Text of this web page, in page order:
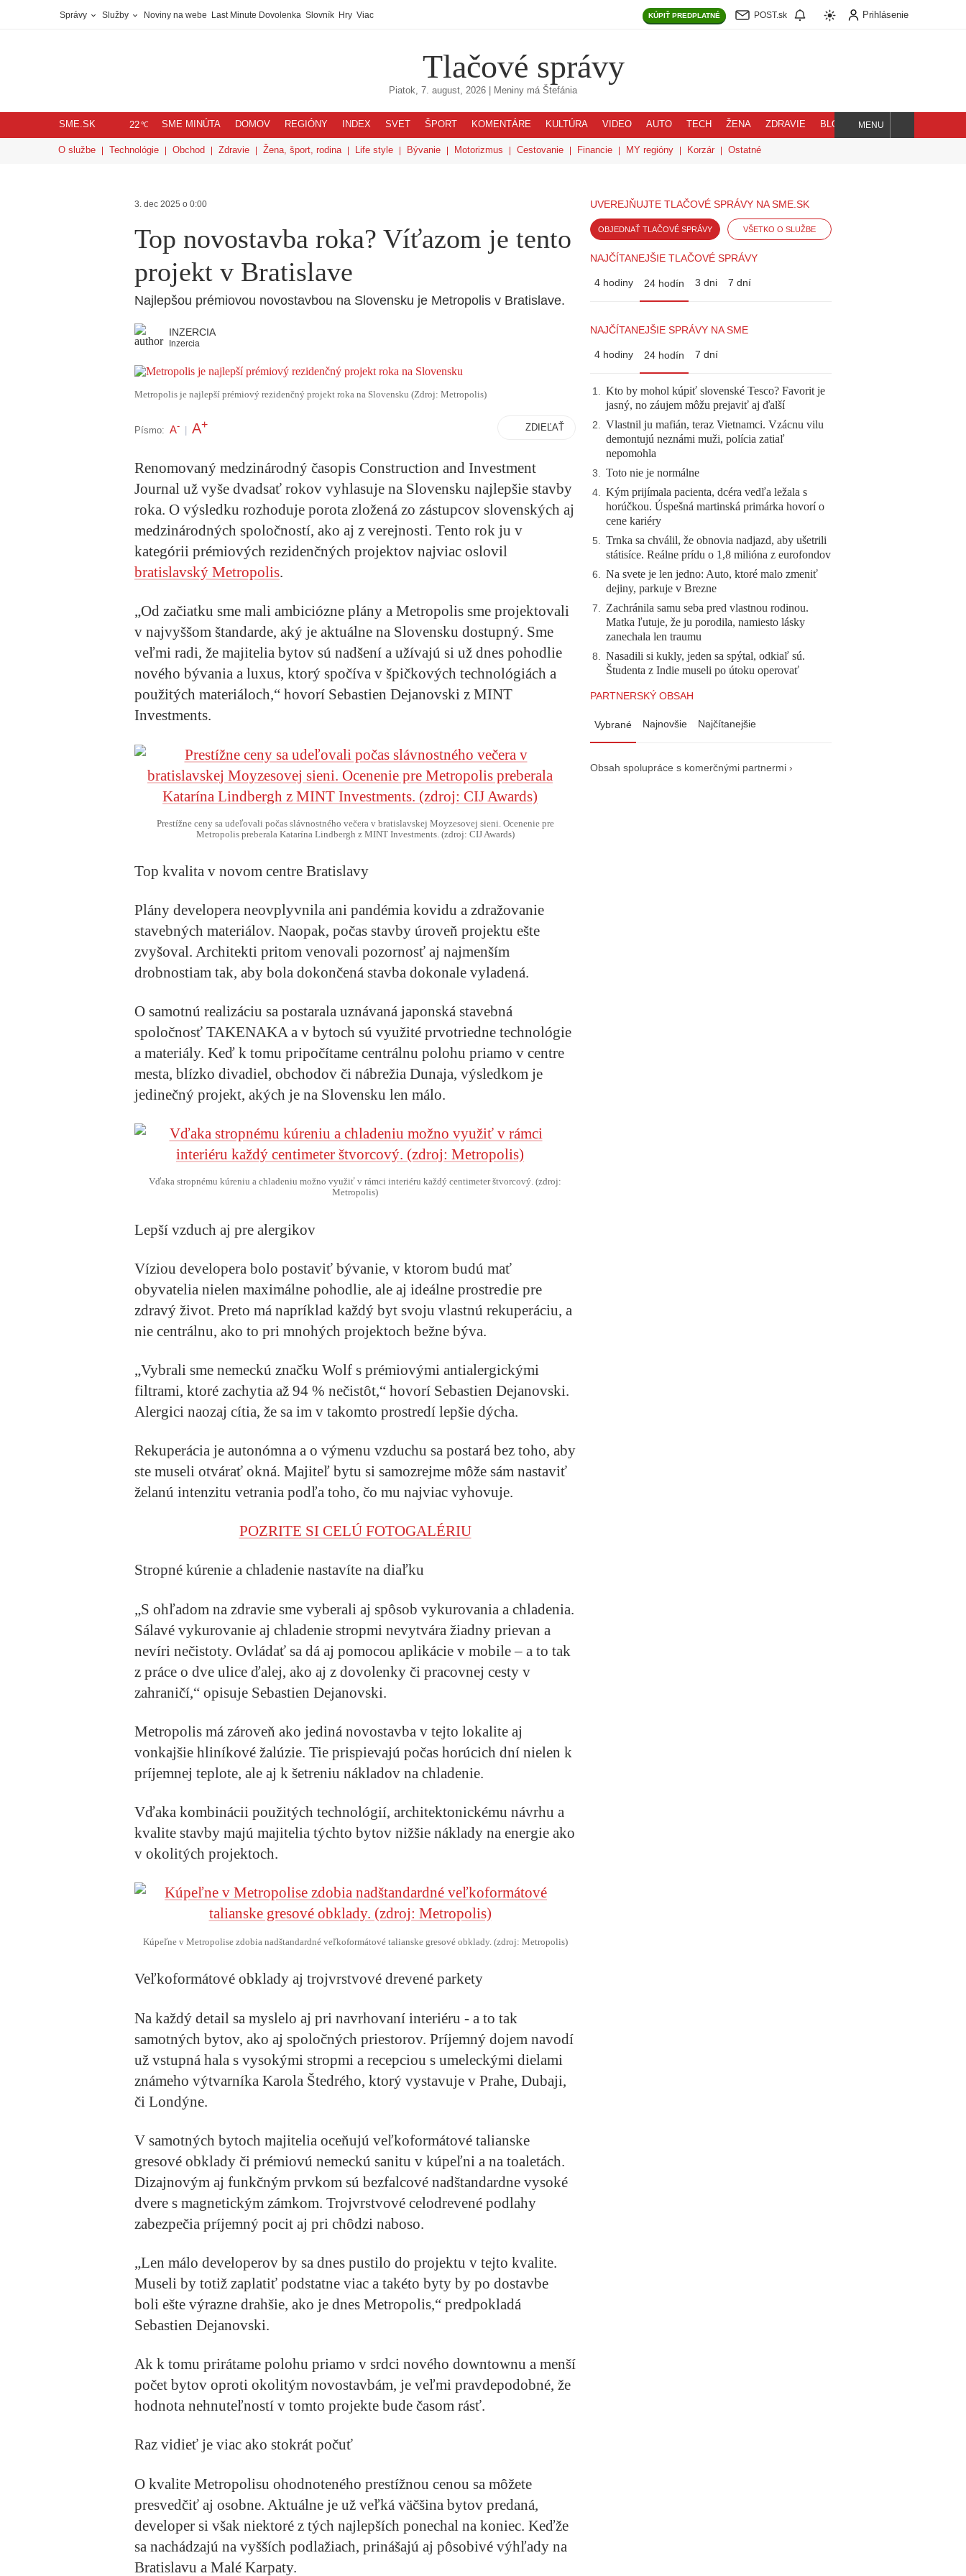
Správy Služby Noviny na webe Last Minute Dovolenka Slovník Hry Viac KÚPIŤ PREDPLATNÉ POST.sk Prihlásenie
Tlačové správy
Piatok, 7. august, 2026 | Meniny má Štefánia
SME.SK 22℃ SME MINÚTA DOMOV REGIÓNY INDEX SVET ŠPORT KOMENTÁRE KULTÚRA VIDEO AUTO TECH ŽENA ZDRAVIE BLOG
Hľadaj
MENU
O službe Technológie Obchod Zdravie Žena, šport, rodina Life style Bývanie Motorizmus Cestovanie Financie MY regióny Korzár Ostatné
3. dec 2025 o 0:00
Top novostavba roka? Víťazom je tento
projekt v Bratislave
Najlepšou prémiovou novostavbou na Slovensku je Metropolis v Bratislave.
INZERCIA
Inzercia
Metropolis je najlepší prémiový rezidenčný projekt roka na Slovensku (Zdroj: Metropolis)
Písmo: A- A+ ZDIEĽAŤ
Renomovaný medzinárodný časopis Construction and Investment
Journal už vyše dvadsať rokov vyhlasuje na Slovensku najlepšie stavby
roka. O výsledku rozhoduje porota zložená zo zástupcov slovenských aj
medzinárodných spoločností, ako aj z verejnosti. Tento rok ju v
kategórii prémiových rezidenčných projektov najviac oslovil
bratislavský Metropolis.
„Od začiatku sme mali ambiciózne plány a Metropolis sme projektovali
v najvyššom štandarde, aký je aktuálne na Slovensku dostupný. Sme
veľmi radi, že majitelia bytov sú nadšení a užívajú si už dnes pohodlie
nového bývania a luxus, ktorý spočíva v špičkových technológiách a
použitých materiáloch,“ hovorí Sebastien Dejanovski z MINT
Investments.
Prestížne ceny sa udeľovali počas slávnostného večera v bratislavskej Moyzesovej sieni. Ocenenie pre
Metropolis preberala Katarína Lindbergh z MINT Investments. (zdroj: CIJ Awards)
Top kvalita v novom centre Bratislavy
Plány developera neovplyvnila ani pandémia kovidu a zdražovanie
stavebných materiálov. Naopak, počas stavby úroveň projektu ešte
zvyšoval. Architekti pritom venovali pozornosť aj najmenším
drobnostiam tak, aby bola dokončená stavba dokonale vyladená.
O samotnú realizáciu sa postarala uznávaná japonská stavebná
spoločnosť TAKENAKA a v bytoch sú využité prvotriedne technológie
a materiály. Keď k tomu pripočítame centrálnu polohu priamo v centre
mesta, blízko divadiel, obchodov či nábrežia Dunaja, výsledkom je
jedinečný projekt, akých je na Slovensku len málo.
Vďaka stropnému kúreniu a chladeniu možno využiť v rámci interiéru každý centimeter štvorcový. (zdroj:
Metropolis)
Lepší vzduch aj pre alergikov
Víziou developera bolo postaviť bývanie, v ktorom budú mať
obyvatelia nielen maximálne pohodlie, ale aj ideálne prostredie pre
zdravý život. Preto má napríklad každý byt svoju vlastnú rekuperáciu, a
nie centrálnu, ako to pri mnohých projektoch bežne býva.
„Vybrali sme nemeckú značku Wolf s prémiovými antialergickými
filtrami, ktoré zachytia až 94 % nečistôt,“ hovorí Sebastien Dejanovski.
Alergici naozaj cítia, že sa im v takomto prostredí lepšie dýcha.
Rekuperácia je autonómna a o výmenu vzduchu sa postará bez toho, aby
ste museli otvárať okná. Majiteľ bytu si samozrejme môže sám nastaviť
želanú intenzitu vetrania podľa toho, čo mu najviac vyhovuje.
POZRITE SI CELÚ FOTOGALÉRIU
Stropné kúrenie a chladenie nastavíte na diaľku
„S ohľadom na zdravie sme vyberali aj spôsob vykurovania a chladenia.
Sálavé vykurovanie aj chladenie stropmi nevytvára žiadny prievan a
nevíri nečistoty. Ovládať sa dá aj pomocou aplikácie v mobile – a to tak
z práce o dve ulice ďalej, ako aj z dovolenky či pracovnej cesty v
zahraničí,“ opisuje Sebastien Dejanovski.
Metropolis má zároveň ako jediná novostavba v tejto lokalite aj
vonkajšie hliníkové žalúzie. Tie prispievajú počas horúcich dní nielen k
príjemnej teplote, ale aj k šetreniu nákladov na chladenie.
Vďaka kombinácii použitých technológií, architektonickému návrhu a
kvalite stavby majú majitelia týchto bytov nižšie náklady na energie ako
v okolitých projektoch.
Kúpeľne v Metropolise zdobia nadštandardné veľkoformátové talianske gresové obklady. (zdroj: Metropolis)
Veľkoformátové obklady aj trojvrstvové drevené parkety
Na každý detail sa myslelo aj pri navrhovaní interiéru - a to tak
samotných bytov, ako aj spoločných priestorov. Príjemný dojem navodí
už vstupná hala s vysokými stropmi a recepciou s umeleckými dielami
známeho výtvarníka Karola Štedrého, ktorý vystavuje v Prahe, Dubaji,
či Londýne.
V samotných bytoch majitelia oceňujú veľkoformátové talianske
gresové obklady či prémiovú nemeckú sanitu v kúpeľni a na toaletách.
Dizajnovým aj funkčným prvkom sú bezfalcové nadštandardne vysoké
dvere s magnetickým zámkom. Trojvrstvové celodrevené podlahy
zabezpečia príjemný pocit aj pri chôdzi naboso.
„Len málo developerov by sa dnes pustilo do projektu v tejto kvalite.
Museli by totiž zaplatiť podstatne viac a takéto byty by po dostavbe
boli ešte výrazne drahšie, ako je dnes Metropolis,“ predpokladá
Sebastien Dejanovski.
Ak k tomu prirátame polohu priamo v srdci nového downtownu a menší
počet bytov oproti okolitým novostavbám, je veľmi pravdepodobné, že
hodnota nehnuteľností v tomto projekte bude časom rásť.
Raz vidieť je viac ako stokrát počuť
O kvalite Metropolisu ohodnoteného prestížnou cenou sa môžete
presvedčiť aj osobne. Aktuálne je už veľká väčšina bytov predaná,
developer si však niektoré z tých najlepších ponechal na koniec. Keďže
sa nachádzajú na vyšších podlažiach, prinášajú aj pôsobivé výhľady na
Bratislavu a Malé Karpaty.
UVEREJŇUJTE TLAČOVÉ SPRÁVY NA SME.SK
OBJEDNAŤ TLAČOVÉ SPRÁVY VŠETKO O SLUŽBE
NAJČÍTANEJŠIE TLAČOVÉ SPRÁVY
4 hodiny 24 hodín 3 dni 7 dní
NAJČÍTANEJŠIE SPRÁVY NA SME
4 hodiny 24 hodín 7 dní
1. Kto by mohol kúpiť slovenské Tesco? Favorit je
jasný, no záujem môžu prejaviť aj ďalší
2. Vlastnil ju mafián, teraz Vietnamci. Vzácnu vilu
demontujú neznámi muži, polícia zatiaľ
nepomohla
3. Toto nie je normálne
4. Kým prijímala pacienta, dcéra vedľa ležala s
horúčkou. Úspešná martinská primárka hovorí o
cene kariéry
5. Trnka sa chválil, že obnovia nadjazd, aby ušetrili
státisíce. Reálne prídu o 1,8 milióna z eurofondov
6. Na svete je len jedno: Auto, ktoré malo zmeniť
dejiny, parkuje v Brezne
7. Zachránila samu seba pred vlastnou rodinou.
Matka ľutuje, že ju porodila, namiesto lásky
zanechala len traumu
8. Nasadili si kukly, jeden sa spýtal, odkiaľ sú.
Študenta z Indie museli po útoku operovať
PARTNERSKÝ OBSAH
Vybrané Najnovšie Najčítanejšie
Obsah spolupráce s komerčnými partnermi ›